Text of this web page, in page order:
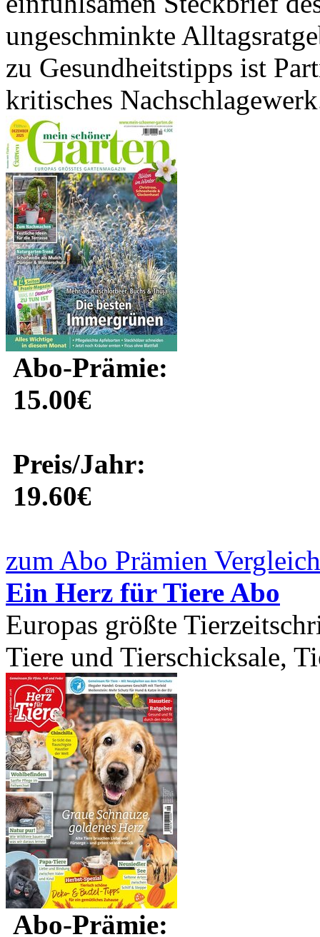
ungeschminkte
zu Gesundheitstipps ist
kritisches
Abo-Prämie:
15.00€
Preis/Jahr:
19.60€
zum Abo Prämien
Ein Herz für Tiere Abo
Europas größte
Tiere und Tierschicksale,
Abo-Prämie: